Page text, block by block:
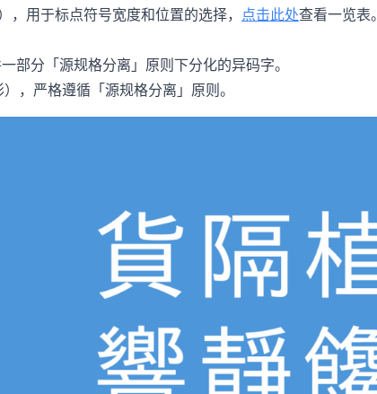
用于标点符号宽度和位置的选择， 点击此处查看一览表。
部分「源规格分离」原则下分化的异码字。
，严格遵循「源规格分离」原则。